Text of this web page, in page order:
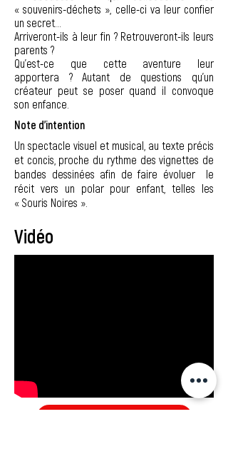
« souvenirs-déchets », celle-ci va leur confier
un secret...
Arriveront-ils à leur fin ? Retrouveront-ils leurs
parents ?
Qu’est-ce que cette aventure leur
apportera ? Autant de questions qu’un
créateur peut se poser quand il convoque
son enfance.
Note d'intention
Un spectacle visuel et musical, au texte précis
et concis, proche du rythme des vignettes de
bandes dessinées afin de faire évoluer le
récit vers un polar pour enfant, telles les
« Souris Noires ».
Vidéo
CONTACTER LA BAD'J